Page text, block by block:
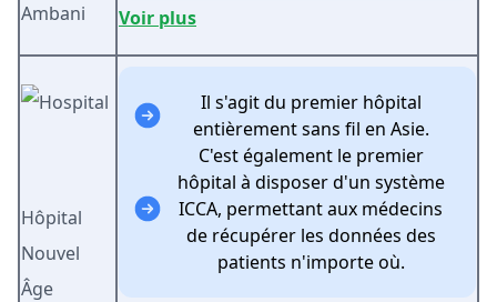
Ambani
Voir plus
Hôpital
Nouvel
Âge
Il s'agit du premier hôpital
entièrement sans fil en Asie.
C'est également le premier
hôpital à disposer d'un système
ICCA, permettant aux médecins
de récupérer les données des
patients n'importe où.